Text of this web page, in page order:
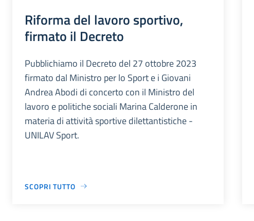
Riforma del lavoro sportivo,
firmato il Decreto
Pubblichiamo il Decreto del 27 ottobre 2023
firmato dal Ministro per lo Sport e i Giovani
Andrea Abodi di concerto con il Ministro del
lavoro e politiche sociali Marina Calderone in
materia di attività sportive dilettantistiche -
UNILAV Sport.
SCOPRI TUTTO